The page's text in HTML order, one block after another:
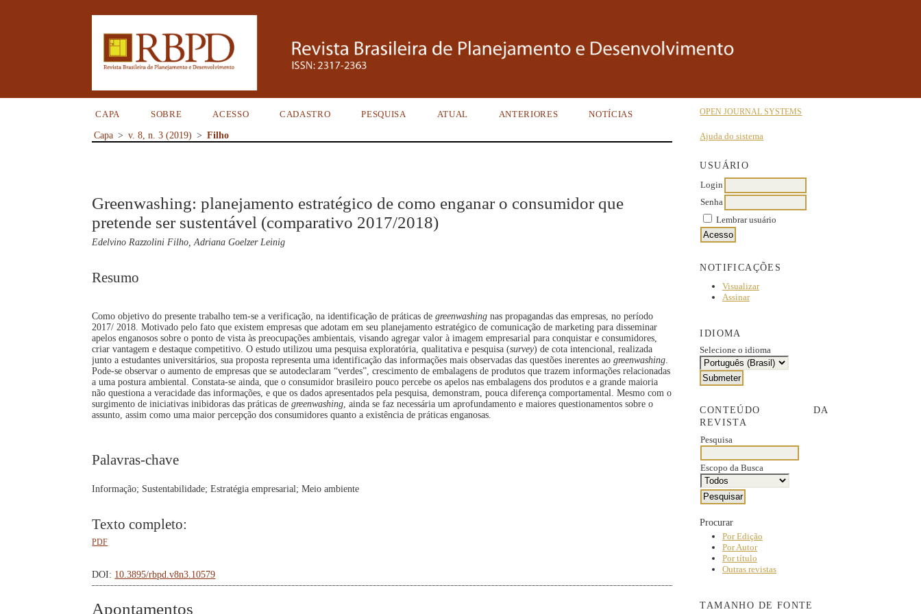
OPEN JOURNAL SYSTEMS
Ajuda do sistema
USUÁRIO
Login
Senha
Lembrar usuário
NOTIFICAÇÕES
Visualizar
Assinar
IDIOMA
Selecione o idioma
CONTEÚDO DA
REVISTA
Pesquisa
Escopo da Busca
Procurar
Por Edição
Por Autor
Por título
Outras revistas
TAMANHO DE FONTE
CAPA SOBRE ACESSO CADASTRO PESQUISA ATUAL ANTERIORES NOTÍCIAS
Capa > v. 8, n. 3 (2019) > Filho
Greenwashing: planejamento estratégico de como enganar o consumidor que
pretende ser sustentável (comparativo 2017/2018)
Edelvino Razzolini Filho, Adriana Goelzer Leinig
Resumo
Como objetivo do presente trabalho tem-se a verificação, na identificação de práticas degreenwashing nas propagandas das empresas, no período
2017/ 2018. Motivado pelo fato que existem empresas que adotam em seu planejamento estratégico de comunicação de marketing para disseminar
apelos enganosos sobre o ponto de vista às preocupações ambientais, visando agregar valor à imagem empresarial para conquistar e consumidores,
criar vantagem e destaque competitivo. O estudo utilizou uma pesquisa exploratória, qualitativa e pesquisa (survey) de cota intencional, realizada
junto a estudantes universitários, sua proposta representa uma identificação das informações mais observadas das questões inerentes aogreenwashing
Pode-se observar o aumento de empresas que se autodeclaram “verdes”, crescimento de embalagens de produtos que trazem informações relacionadas
a uma postura ambiental. Constata-se ainda, que o consumidor brasileiro pouco percebe os apelos nas embalagens dos produtos e a grande maioria
não questiona a veracidade das informações, e que os dados apresentados pela pesquisa, demonstram, pouca diferença comportamental. Mesmo com o
surgimento de iniciativas inibidoras das práticas degreenwashing , ainda se faz necessária um aprofundamento e maiores questionamentos sobre o
assunto, assim como uma maior percepção dos consumidores quanto a existência de práticas enganosas.
Palavras-chave
Informação; Sustentabilidade; Estratégia empresarial; Meio ambiente
Texto completo:
PDF
DOI: 10.3895/rbpd.v8n3.10579
Apontamentos